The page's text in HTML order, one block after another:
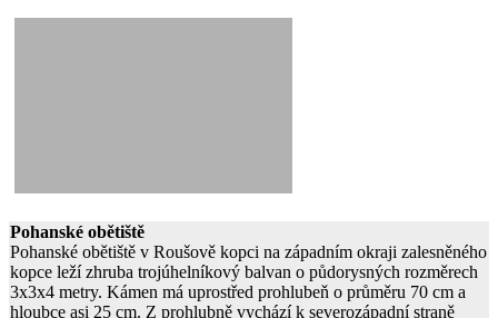
Pohanské obětiště
Pohanské obětiště v Roušově kopci na západním okraji zalesněného
kopce leží zhruba trojúhelníkový balvan o půdorysných rozměrech
3x3x4 metry. Kámen má uprostřed prohlubeň o průměru 70 cm a
hloubce asi 25 cm. Z prohlubně vychází k severozápadní straně